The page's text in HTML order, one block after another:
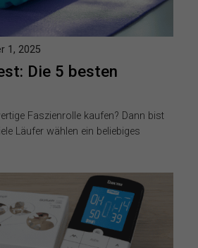
Die 5 besten
1, 2025
Faszienrolle kaufen? Dann bist
Läufer wählen ein beliebiges